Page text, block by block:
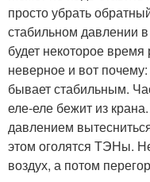
просто убрать
стабильном давлении
будет некоторое
неверное и вот
бывает стабильным.
еле-еле бежит из
давлением
этом оголятся ТЭНы.
воздух, а потом